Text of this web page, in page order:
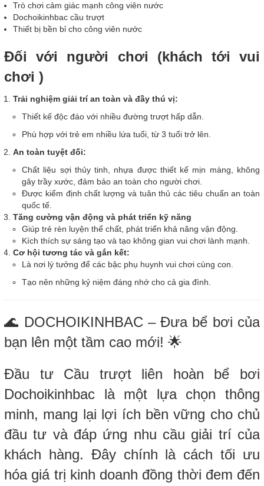
Trò chơi cảm giác mạnh công viên nước
Dochoikinhbac cầu trượt
Thiết bị bền bỉ cho công viên nước
Đối với người chơi (khách tới vui
chơi )
Trải nghiệm giải trí an toàn và đầy thú vị:
Thiết kế độc đáo với nhiều đường trượt hấp dẫn.
Phù hợp với trẻ em nhiều lứa tuổi, từ 3 tuổi trở lên.
An toàn tuyệt đối:
Chất liệu sợi thủy tinh, nhựa được thiết kế mịn màng, không
gây trầy xước, đảm bảo an toàn cho người chơi.
Được kiểm định chất lượng và tuân thủ các tiêu chuẩn an toàn
quốc tế.
Tăng cường vận động và phát triển kỹ năng
Giúp trẻ rèn luyện thể chất, phát triển khả năng vận động.
Kích thích sự sáng tạo và tạo không gian vui chơi lành mạnh.
Cơ hội tương tác và gắn kết:
Là nơi lý tưởng để các bậc phụ huynh vui chơi cùng con.
Tạo nên những kỷ niệm đáng nhớ cho cả gia đình.
🌊 DOCHOIKINHBAC – Đưa bể bơi của
bạn lên một tầm cao mới! 🌟
Đầu tư Cầu trượt liên hoàn bể bơi
Dochoikinhbac là một lựa chọn thông
minh, mang lại lợi ích bền vững cho chủ
đầu tư và đáp ứng nhu cầu giải trí của
khách hàng. Đây chính là cách tối ưu
hóa giá trị kinh doanh đồng thời đem đến